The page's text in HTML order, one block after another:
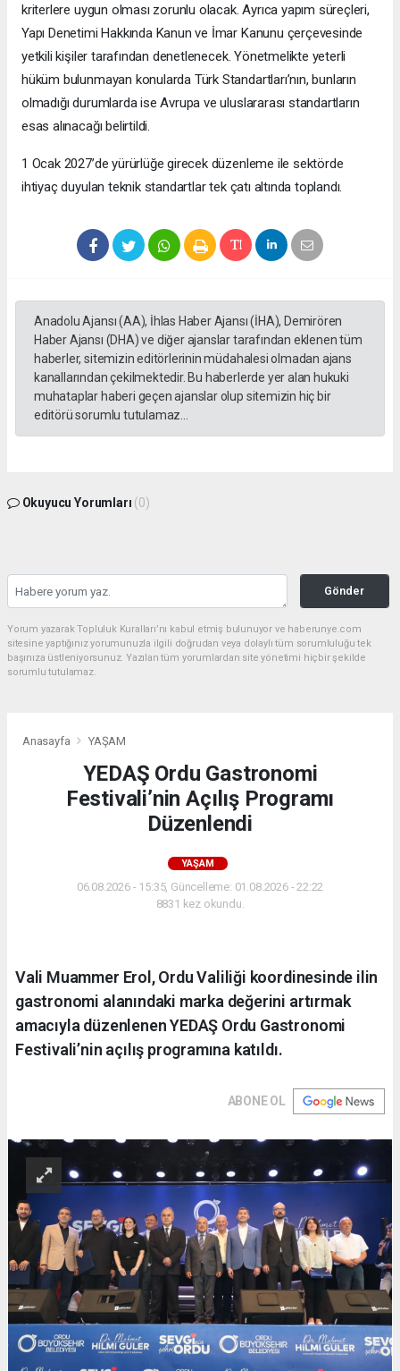
kriterlere uygun olması zorunlu olacak. Ayrıca yapım süreçleri,
Yapı Denetimi Hakkında Kanun ve İmar Kanunu çerçevesinde
yetkili kişiler tarafından denetlenecek. Yönetmelikte yeterli
hüküm bulunmayan konularda Türk Standartları’nın, bunların
olmadığı durumlarda ise Avrupa ve uluslararası standartların
esas alınacağı belirtildi.
1 Ocak 2027’de yürürlüğe girecek düzenleme ile sektörde
ihtiyaç duyulan teknik standartlar tek çatı altında toplandı.
Anadolu Ajansı (AA), İhlas Haber Ajansı (İHA), Demirören
Haber Ajansı (DHA) ve diğer ajanslar tarafından eklenen tüm
haberler, sitemizin editörlerinin müdahalesi olmadan ajans
kanallarından çekilmektedir. Bu haberlerde yer alan hukuki
muhataplar haberi geçen ajanslar olup sitemizin hiç bir
editörü sorumlu tutulamaz...
Okuyucu Yorumları (0)
Gönder
Yorum yazarak Topluluk Kuralları’nı kabul etmiş bulunuyor ve haberunye.com
sitesine yaptığınız yorumunuzla ilgili doğrudan veya dolaylı tüm sorumluluğu tek
başınıza üstleniyorsunuz. Yazılan tüm yorumlardan site yönetimi hiçbir şekilde
sorumlu tutulamaz.
Anasayfa YAŞAM
YEDAŞ Ordu Gastronomi
Festivali’nin Açılış Programı
Düzenlendi
YAŞAM
06.08.2026 - 15:35, Güncelleme: 01.08.2026 - 22:22
8831 kez okundu.
Vali Muammer Erol, Ordu Valiliği koordinesinde ilin
gastronomi alanındaki marka değerini artırmak
amacıyla düzenlenen YEDAŞ Ordu Gastronomi
Festivali’nin açılış programına katıldı.
ABONE OL